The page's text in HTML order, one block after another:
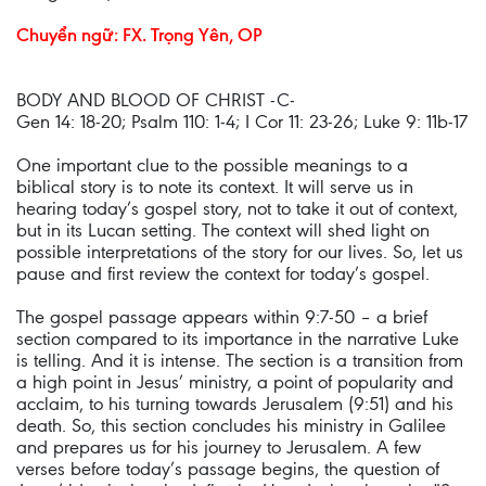
Chuyển ngữ: FX. Trọng Yên, OP
BODY AND BLOOD OF CHRIST -C-
Gen 14: 18-20; Psalm 110: 1-4; I Cor 11: 23-26; Luke 9: 11b-17
One important clue to the possible meanings to a
biblical story is to note its context. It will serve us in
hearing today’s gospel story, not to take it out of context,
but in its Lucan setting. The context will shed light on
possible interpretations of the story for our lives. So, let us
pause and first review the context for today’s gospel.
The gospel passage appears within 9:7-50 – a brief
section compared to its importance in the narrative Luke
is telling. And it is intense. The section is a transition from
a high point in Jesus’ ministry, a point of popularity and
acclaim, to his turning towards Jerusalem (9:51) and his
death. So, this section concludes his ministry in Galilee
and prepares us for his journey to Jerusalem. A few
verses before today’s passage begins, the question of